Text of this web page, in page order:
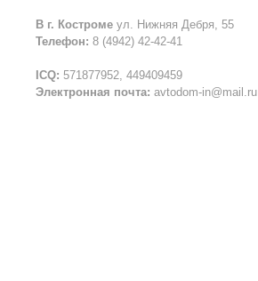
В г. Костроме ул. Нижняя Дебря, 55
Телефон: 8 (4942) 42-42-41
ICQ: 571877952, 449409459
Электронная почта: avtodom-in@mail.ru